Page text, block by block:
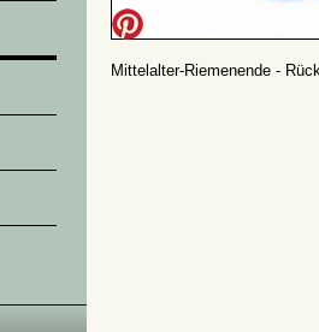
Mittelalter-Riemenende -